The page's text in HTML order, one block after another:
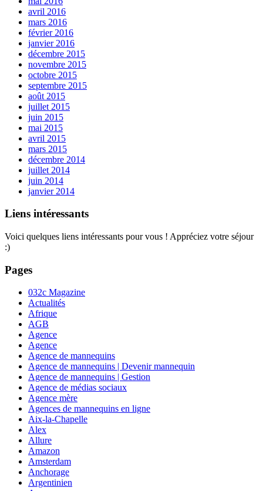
avril 2016
mars 2016
février 2016
janvier 2016
décembre 2015
novembre 2015
octobre 2015
septembre 2015
août 2015
juillet 2015
juin 2015
mai 2015
avril 2015
mars 2015
décembre 2014
juillet 2014
juin 2014
janvier 2014
Liens intéressants
Voici quelques liens intéressants pour vous ! Appréciez votre séjour
:)
Pages
032c Magazine
Actualités
Afrique
AGB
Agence
Agence
Agence de mannequins
Agence de mannequins | Devenir mannequin
Agence de mannequins | Gestion
Agence de médias sociaux
Agence mère
Agences de mannequins en ligne
Aix-la-Chapelle
Alex
Allure
Amazon
Amsterdam
Anchorage
Argentinien